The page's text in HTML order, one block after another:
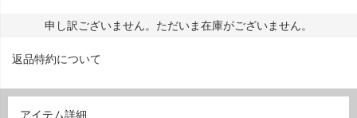
申し訳ございません。ただいま在庫がございません。
返品特約について
アイテム詳細